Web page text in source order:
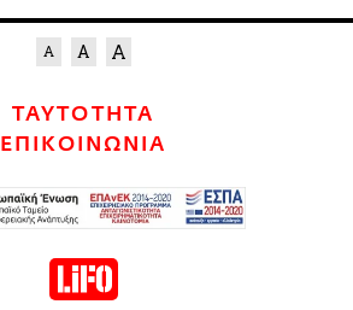
ΤΑΥΤΟΤΗΤΑ
ΕΠΙΚΟΙΝΩΝΙΑ